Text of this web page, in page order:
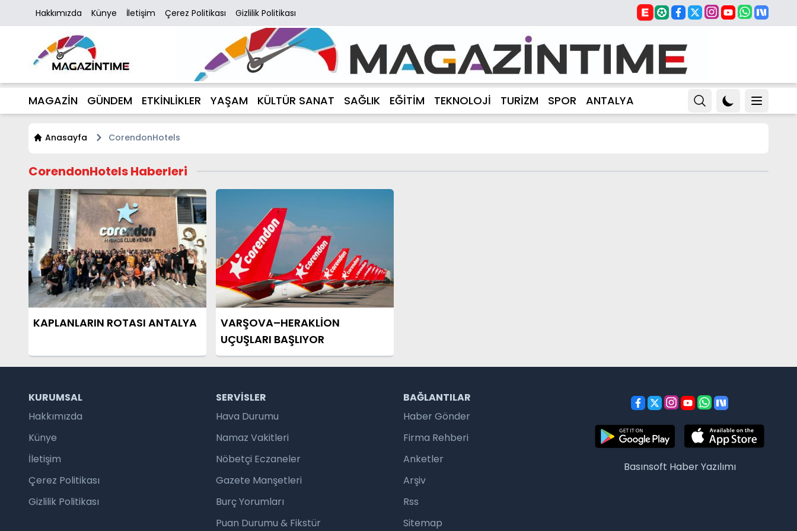
Hakkımızda Künye İletişim Çerez Politikası Gizlilik Politikası
MAGAZİN GÜNDEM ETKİNLİKLER YAŞAM KÜLTÜR SANAT SAĞLIK EĞİTİM TEKNOLOJİ TURİZM SPOR ANTALYA
Anasayfa CorendonHotels
CorendonHotels Haberleri
KAPLANLARIN ROTASI ANTALYA
VARŞOVA–HERAKLİON
UÇUŞLARI BAŞLIYOR
KURUMSAL
Hakkımızda
Künye
İletişim
Çerez Politikası
Gizlilik Politikası
SERVISLER
Hava Durumu
Namaz Vakitleri
Nöbetçi Eczaneler
Gazete Manşetleri
Burç Yorumları
Puan Durumu & Fikstür
BAĞLANTILAR
Haber Gönder
Firma Rehberi
Anketler
Arşiv
Rss
Sitemap
Basınsoft Haber Yazılımı